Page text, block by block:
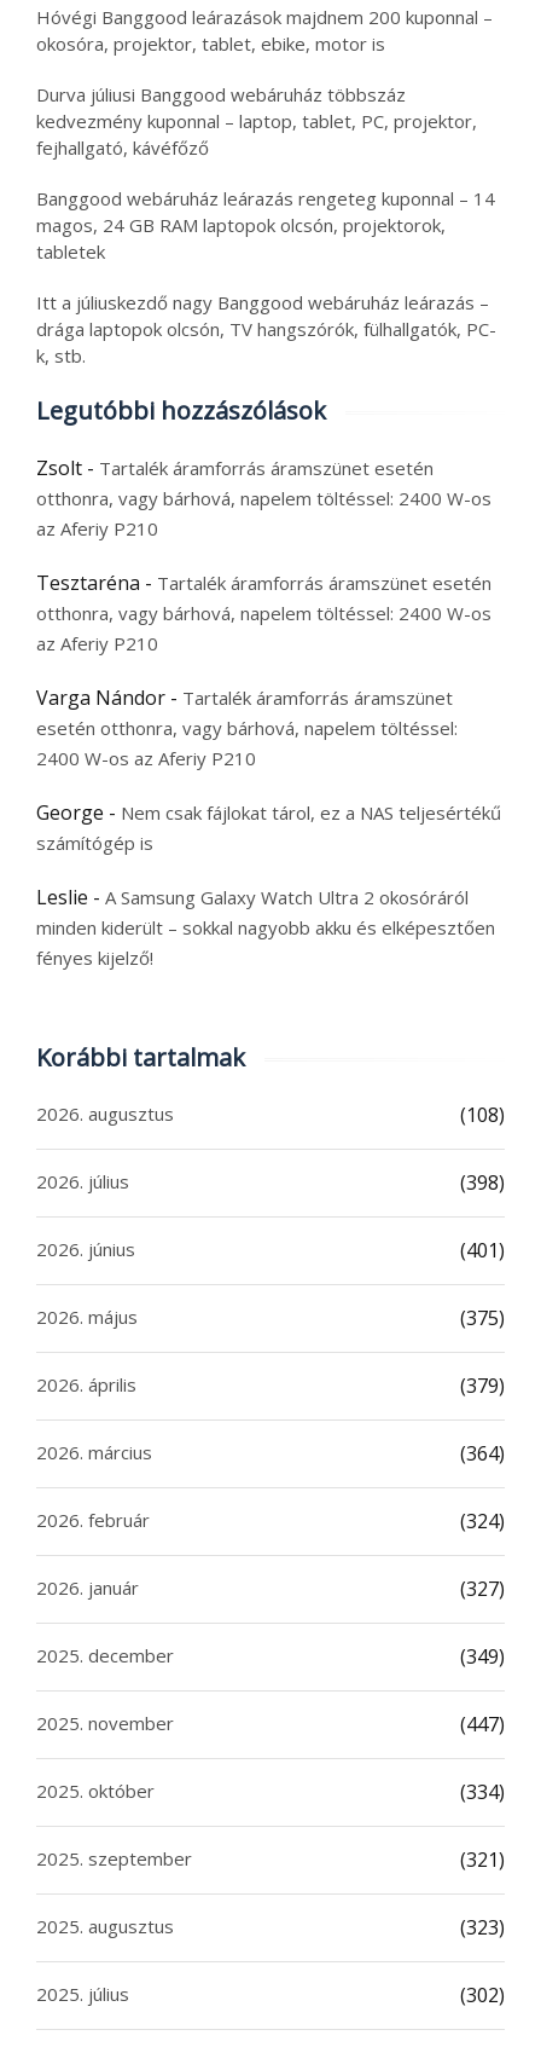
Hóvégi Banggood leárazások majdnem 200 kuponnal –
okosóra, projektor, tablet, ebike, motor is
Durva júliusi Banggood webáruház többszáz
kedvezmény kuponnal – laptop, tablet, PC, projektor,
fejhallgató, kávéfőző
Banggood webáruház leárazás rengeteg kuponnal – 14
magos, 24 GB RAM laptopok olcsón, projektorok,
tabletek
Itt a júliuskezdő nagy Banggood webáruház leárazás –
drága laptopok olcsón, TV hangszórók, fülhallgatók, PC-
k, stb.
Legutóbbi hozzászólások
Zsolt - Tartalék áramforrás áramszünet esetén
otthonra, vagy bárhová, napelem töltéssel: 2400 W-os
az Aferiy P210
Tesztaréna - Tartalék áramforrás áramszünet esetén
otthonra, vagy bárhová, napelem töltéssel: 2400 W-os
az Aferiy P210
Varga Nándor - Tartalék áramforrás áramszünet
esetén otthonra, vagy bárhová, napelem töltéssel:
2400 W-os az Aferiy P210
George - Nem csak fájlokat tárol, ez a NAS teljesértékű
számítógép is
Leslie - A Samsung Galaxy Watch Ultra 2 okosóráról
minden kiderült – sokkal nagyobb akku és elképesztően
fényes kijelző!
Korábbi tartalmak
2026. augusztus (108)
2026. július (398)
2026. június (401)
2026. május (375)
2026. április (379)
2026. március (364)
2026. február (324)
2026. január (327)
2025. december (349)
2025. november (447)
2025. október (334)
2025. szeptember (321)
2025. augusztus (323)
2025. július (302)